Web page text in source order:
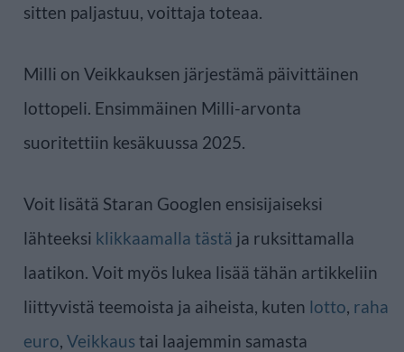
sitten paljastuu, voittaja toteaa.
Milli on Veikkauksen järjestämä päivittäinen
lottopeli. Ensimmäinen Milli-arvonta
suoritettiin kesäkuussa 2025.
Voit lisätä Staran Googlen ensisijaiseksi
lähteeksi klikkaamalla tästä ja ruksittamalla
laatikon. Voit myös lukea lisää tähän artikkeliin
liittyvistä teemoista ja aiheista, kuten lotto, raha
euro, Veikkaus tai laajemmin samasta